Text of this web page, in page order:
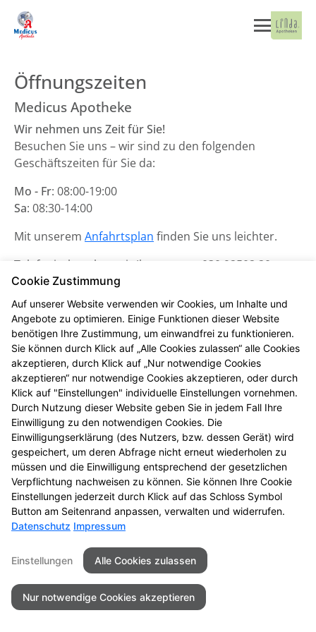
Öffnungszeiten
Medicus Apotheke
Wir nehmen uns Zeit für Sie!
Besuchen Sie uns – wir sind zu den folgenden
Geschäftszeiten für Sie da:
Mo - Fr: 08:00-19:00
Sa: 08:30-14:00
Mit unserem Anfahrtsplan finden Sie uns leichter.
Telefonisch stehen wir Ihnen unter 030 92502 20
Verfügung.
Unsere Notdienste finden Sie hier.
Seitenübersicht Kontakt
Impressum
Datenschutz
Barrierefreiheit
© 2026 Medicus Apotheke
Cookie Zustimmung
Auf unserer Website verwenden wir Cookies, um Inhalte und
Angebote zu optimieren. Einige Funktionen dieser Website
benötigen Ihre Zustimmung, um einwandfrei zu funktionieren.
Sie können durch Klick auf „Alle Cookies zulassen“ alle Cookies
akzeptieren, durch Klick auf „Nur notwendige Cookies
akzeptieren“ nur notwendige Cookies akzeptieren, oder durch
Klick auf "Einstellungen" individuelle Einstellungen vornehmen.
Durch Nutzung dieser Website geben Sie in jedem Fall Ihre
Einwilligung zu den notwendigen Cookies. Die
Einwilligungserklärung (des Nutzers, bzw. dessen Gerät) wird
gespeichert, um deren Abfrage nicht erneut wiederholen zu
müssen und die Einwilligung entsprechend der gesetzlichen
Verpflichtung nachweisen zu können. Sie können Ihre Cookie
Einstellungen jederzeit durch Klick auf das Schloss Symbol
Button am Seitenrand anpassen, verwalten und widerrufen.
Datenschutz Impressum
Einstellungen Alle Cookies zulassen
Nur notwendige Cookies akzeptieren